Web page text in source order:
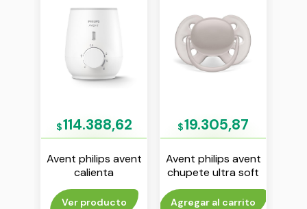
$114.388,62
Avent philips avent
calienta
mamaderas y
papilla
Ver producto
$19.305,87
Avent philips avent
chupete ultra soft
6-18 m liso gris env
x1
Agregar al carrito